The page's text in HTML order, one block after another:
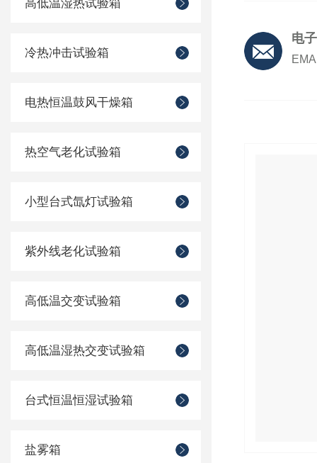
高低温湿热试验箱
冷热冲击试验箱
电热恒温鼓风干燥箱
热空气老化试验箱
小型台式氙灯试验箱
紫外线老化试验箱
高低温交变试验箱
高低温湿热交变试验箱
台式恒温恒湿试验箱
盐雾箱
电